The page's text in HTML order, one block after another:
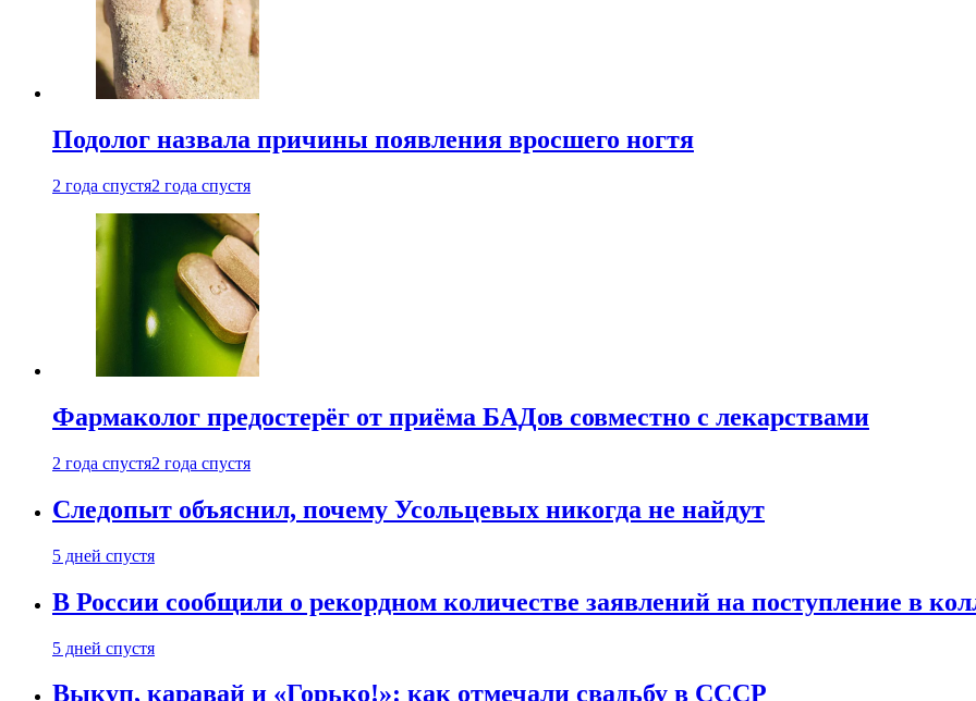
Подолог назвала причины появления вросшего ногтя
2 года спустя2 года спустя
Фармаколог предостерёг от приёма БАДов совместно с лекарствами
2 года спустя2 года спустя
Следопыт объяснил, почему Усольцевых никогда не найдут
5 дней спустя
В России сообщили о рекордном количестве заявлений на поступление в
5 дней спустя
Выкуп, каравай и «Горько!»: как отмечали свадьбу в СССР